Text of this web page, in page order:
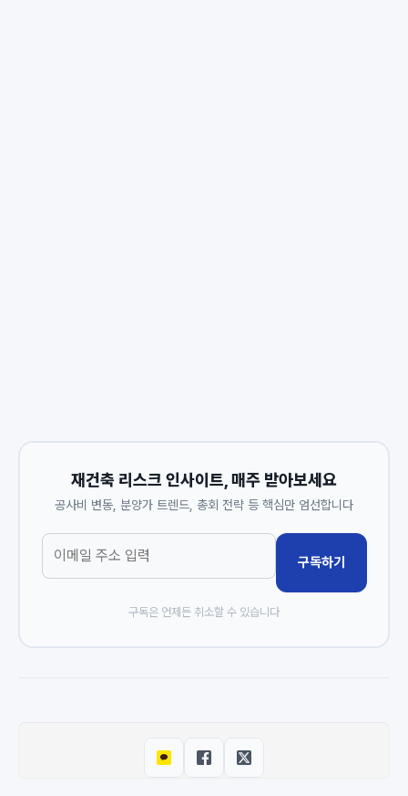
재건축 리스크 인사이트, 매주 받아보세요
공사비 변동, 분양가 트렌드, 총회 전략 등 핵심만 엄선합니다
구독하기
구독은 언제든 취소할 수 있습니다